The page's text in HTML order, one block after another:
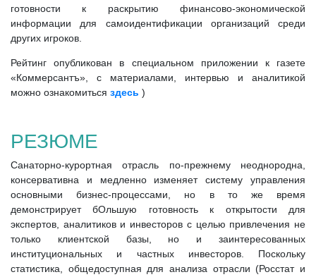
готовности к раскрытию финансово-экономической
информации для самоидентификации организаций среди
других игроков.
Рейтинг опубликован в специальном приложении к газете
«Коммерсантъ», с материалами, интервью и аналитикой
можно ознакомиться здесь )
РЕЗЮМЕ
Санаторно-курортная отрасль по-прежнему неоднородна,
консервативна и медленно изменяет систему управления
основными бизнес-процессами, но в то же время
демонстрирует бОльшую готовность к открытости для
экспертов, аналитиков и инвесторов с целью привлечения не
только клиентской базы, но и заинтересованных
институциональных и частных инвесторов. Поскольку
статистика, общедоступная для анализа отрасли (Росстат и